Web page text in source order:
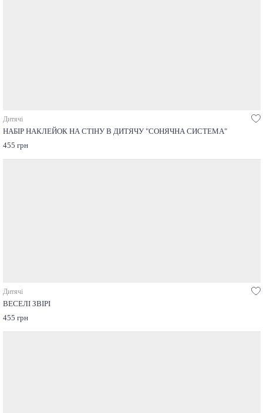
Дитячі
НАБІР НАКЛЕЙОК НА СТІНУ В ДИТЯЧУ "СОНЯЧНА СИСТЕМА"
455 грн
Дитячі
ВЕСЕЛІ ЗВІРІ
455 грн